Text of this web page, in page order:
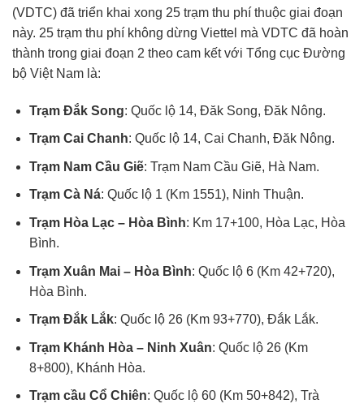
(VDTC) đã triển khai xong 25 trạm thu phí thuộc giai đoạn
này. 25 trạm thu phí không dừng Viettel mà VDTC đã hoàn
thành trong giai đoạn 2 theo cam kết với Tổng cục Đường
bộ Việt Nam là:
Trạm Đắk Song: Quốc lộ 14, Đăk Song, Đăk Nông.
Trạm Cai Chanh: Quốc lộ 14, Cai Chanh, Đăk Nông.
Trạm Nam Cầu Giẽ: Trạm Nam Cầu Giẽ, Hà Nam.
Trạm Cà Ná: Quốc lộ 1 (Km 1551), Ninh Thuận.
Trạm Hòa Lạc – Hòa Bình: Km 17+100, Hòa Lạc, Hòa
Bình.
Trạm Xuân Mai – Hòa Bình: Quốc lộ 6 (Km 42+720),
Hòa Bình.
Trạm Đắk Lắk: Quốc lộ 26 (Km 93+770), Đắk Lắk.
Trạm Khánh Hòa – Ninh Xuân: Quốc lộ 26 (Km
8+800), Khánh Hòa.
Trạm cầu Cổ Chiên: Quốc lộ 60 (Km 50+842), Trà